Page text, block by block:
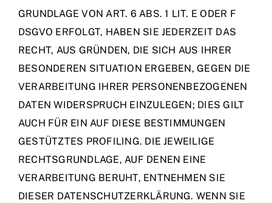
GRUNDLAGE VON ART. 6 ABS. 1 LIT. E ODER F
DSGVO ERFOLGT, HABEN SIE JEDERZEIT DAS
RECHT, AUS GRÜNDEN, DIE SICH AUS IHRER
BESONDEREN SITUATION ERGEBEN, GEGEN DIE
VERARBEITUNG IHRER PERSONENBEZOGENEN
DATEN WIDERSPRUCH EINZULEGEN; DIES GILT
AUCH FÜR EIN AUF DIESE BESTIMMUNGEN
GESTÜTZTES PROFILING. DIE JEWEILIGE
RECHTSGRUNDLAGE, AUF DENEN EINE
VERARBEITUNG BERUHT, ENTNEHMEN SIE
DIESER DATENSCHUTZERKLÄRUNG. WENN SIE